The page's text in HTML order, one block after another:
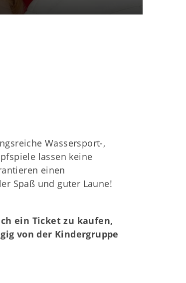
Wassersport-,
lassen keine
einen
Spaß und guter Laune!
ein Ticket zu kaufen,
von der Kindergruppe
SCS